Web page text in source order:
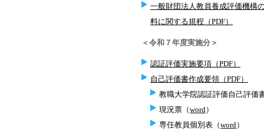
一般財団法人教員養成評価機構
料に関する規程（PDF）
＜令和７年度実施分＞
認証評価実施要項（PDF）
自己評価書作成要領（PDF）
教職大学院認証評価自己評価
現況票（word）
専任教員個別表（word）